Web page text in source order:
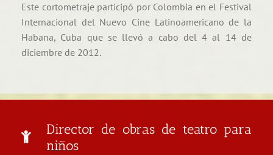
Este cortometraje participó por Colombia en el Festival
Internacional del Nuevo Cine Latinoamericano de la
Habana, Cuba que se llevó a cabo del 4 al 14 de
diciembre de 2012.
Director de obras de teatro para
niños